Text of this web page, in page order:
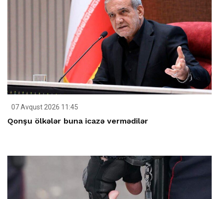
07 Avqust 2026 11:45
Qonşu ölkələr buna icazə vermədilər